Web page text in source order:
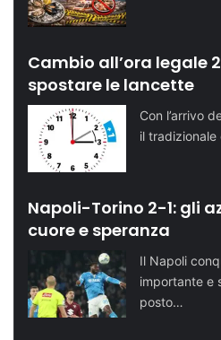
Cambio all’ora legale
spostare le lancette
Con l’arrivo
il tradizionale
Napoli-Torino 2-1: gli
cuore e speranza
Il Napoli
importante e
posto…